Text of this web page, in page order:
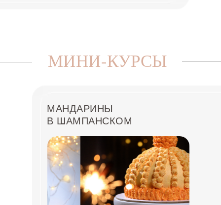
МИНИ-КУРСЫ
МАНДАРИНЫ
В ШАМПАНСКОМ